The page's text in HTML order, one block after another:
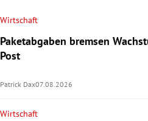
Wirtschaft
Paketabgaben bremsen
Post
Patrick Dax07.08.2026
Wirtschaft